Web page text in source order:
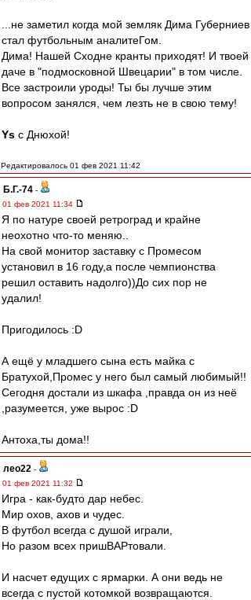
...не заметил когда мой земляк Дима Губерниев
стал футбольным аналитеГом.
Дима! Нашей Сходне кранты приходят! И твоей
даче в "подмосковной Швецарии" в том числе.
Все застроили уроды! Ты бы лучше этим
вопросом занялся, чем лезть не в свою тему!
Ys с Днюхой!
Редактировалось 01 фев 2021 11:42
Б.Г.-74 -
01 фев 2021 11:34
Я по натуре своей ретроград и крайне
неохотно что-то меняю..
На свой монитор заставку с Промесом
установил в 16 году,а после чемпионства
решил оставить надолго))До сих пор не
удалил!
Пригодилось :D
А ещё у младшего сына есть майка с
Братухой,Промес у него был самый любимый!!
Сегодня достали из шкафа ,правда он из неё
,разумеется, уже вырос :D
Антоха,ты дома!!
лео22 -
01 фев 2021 11:32
Игра - как-будто дар небес.
Мир охов, ахов и чудес.
В футбол всегда с душой играли,
Но разом всех пришВАРтовали.
И насчет едущих с ярмарки. А они ведь не
всегда с пустой котомкой возвращаются.